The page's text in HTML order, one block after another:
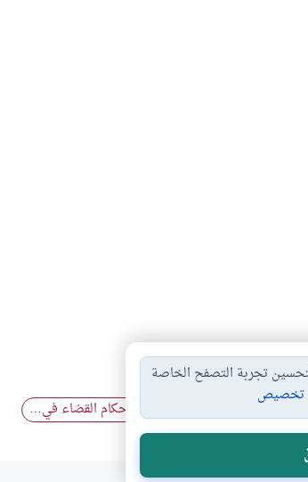
أحكام الصيام والفطر أحكام القضاء في…
تجربة التصفح الخاصة
تخصيص